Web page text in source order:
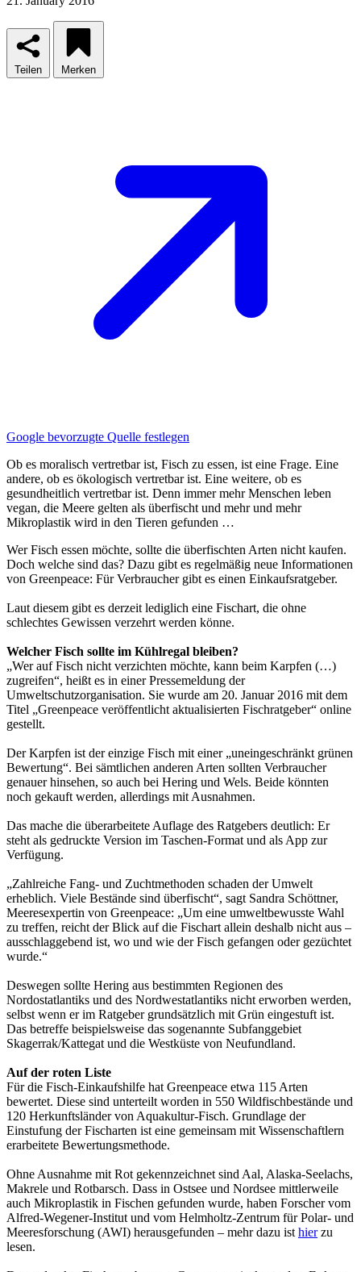
Teilen Merken
Google bevorzugte Quelle festlegen
Ob es moralisch vertretbar ist, Fisch zu essen, ist eine Frage. Eine
andere, ob es ökologisch vertretbar ist. Eine weitere, ob es
gesundheitlich vertretbar ist. Denn immer mehr Menschen leben
vegan, die Meere gelten als überfischt und mehr und mehr
Mikroplastik wird in den Tieren gefunden …
Wer Fisch essen möchte, sollte die überfischten Arten nicht kaufen.
Doch welche sind das? Dazu gibt es regelmäßig neue Informationen
von Greenpeace: Für Verbraucher gibt es einen Einkaufsratgeber.
Laut diesem gibt es derzeit lediglich eine Fischart, die ohne
schlechtes Gewissen verzehrt werden könne.
Welcher Fisch sollte im Kühlregal bleiben?
„Wer auf Fisch nicht verzichten möchte, kann beim Karpfen (…)
zugreifen“, heißt es in einer Pressemeldung der
Umweltschutzorganisation. Sie wurde am 20. Januar 2016 mit dem
Titel „Greenpeace veröffentlicht aktualisierten Fischratgeber“ online
gestellt.
Der Karpfen ist der einzige Fisch mit einer „uneingeschränkt grünen
Bewertung“. Bei sämtlichen anderen Arten sollten Verbraucher
genauer hinsehen, so auch bei Hering und Wels. Beide könnten
noch gekauft werden, allerdings mit Ausnahmen.
Das mache die überarbeitete Auflage des Ratgebers deutlich: Er
steht als gedruckte Version im Taschen-Format und als App zur
Verfügung.
„Zahlreiche Fang- und Zuchtmethoden schaden der Umwelt
erheblich. Viele Bestände sind überfischt“, sagt Sandra Schöttner,
Meeresexpertin von Greenpeace: „Um eine umweltbewusste Wahl
zu treffen, reicht der Blick auf die Fischart allein deshalb nicht aus –
ausschlaggebend ist, wo und wie der Fisch gefangen oder gezüchtet
wurde.“
Deswegen sollte Hering aus bestimmten Regionen des
Nordostatlantiks und des Nordwestatlantiks nicht erworben werden,
selbst wenn er im Ratgeber grundsätzlich mit Grün eingestuft ist.
Das betreffe beispielsweise das sogenannte Subfanggebiet
Skagerrak/Kattegat und die Westküste von Neufundland.
Auf der roten Liste
Für die Fisch-Einkaufshilfe hat Greenpeace etwa 115 Arten
bewertet. Diese sind unterteilt worden in 550 Wildfischbestände und
120 Herkunftsländer von Aquakultur-Fisch. Grundlage der
Einstufung der Fischarten ist eine gemeinsam mit Wissenschaftlern
erarbeitete Bewertungsmethode.
Ohne Ausnahme mit Rot gekennzeichnet sind Aal, Alaska-Seelachs,
Makrele und Rotbarsch. Dass in Ostsee und Nordsee mittlerweile
auch Mikroplastik in Fischen gefunden wurde, haben Forscher vom
Alfred-Wegener-Institut und vom Helmholtz-Zentrum für Polar- und
Meeresforschung (AWI) herausgefunden – mehr dazu ist hierzu
lesen.